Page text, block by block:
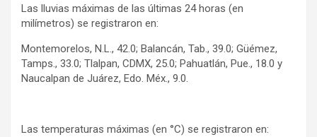
Las lluvias máximas de las últimas 24 horas (en
milímetros) se registraron en:
Montemorelos, N.L., 42.0; Balancán, Tab., 39.0; Güémez,
Tamps., 33.0; Tlalpan, CDMX, 25.0; Pahuatlán, Pue., 18.0 y
Naucalpan de Juárez, Edo. Méx., 9.0.
Las temperaturas máximas (en °C) se registraron en: